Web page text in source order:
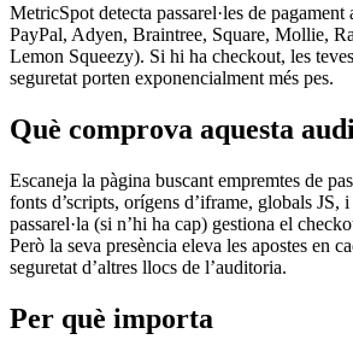
MetricSpot detecta passarel·les de
PayPal, Adyen, Braintree, Square, Mollie,
Lemon Squeezy). Si hi ha checkout, les
seguretat porten exponencialment més pes.
Què comprova aquesta
Escaneja la pàgina buscant empremtes de
fonts d’scripts, orígens d’iframe, globals JS,
passarel·la (si n’hi ha cap) gestiona el
Però la seva presència eleva les apostes en
seguretat d’altres llocs de l’auditoria.
Per què importa